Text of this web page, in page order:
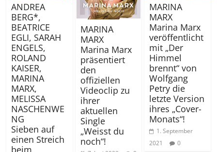
ANDREA
BERG*,
BEATRICE
EGLI, SARAH
ENGELS,
ROLAND
KAISER,
MARINA
MARX,
MELISSA
NASCHENWE
NG
Sieben auf
einen Streich
beim
MARINA
MARX
Marina Marx
präsentiert
den
offiziellen
Videoclip zu
ihrer
aktuellen
Single
„Weisst du
noch“!
MARINA
MARX
Marina Marx
veröffentlicht
mit „Der
Himmel
brennt“ von
Wolfgang
Petry die
letzte Version
ihres „Cover-
Monats“!
1. September
2021
0